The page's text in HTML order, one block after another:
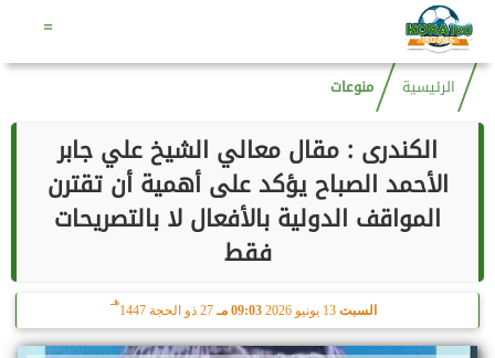
=
الرئيسية منوعات
الكندرى : مقال معالي الشيخ علي جابر
الأحمد الصباح يؤكد على أهمية أن تقترن
المواقف الدولية بالأفعال لا بالتصريحات
فقط
السبت 13 يونيو 2026 09:03 مـ 27 ذو الحجة 1447
هـ